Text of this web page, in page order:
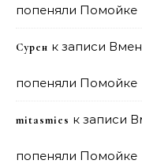
попеняли Помойке
Сурен к записи
попеняли Помойке
mitasmies к записи
попеняли Помойке